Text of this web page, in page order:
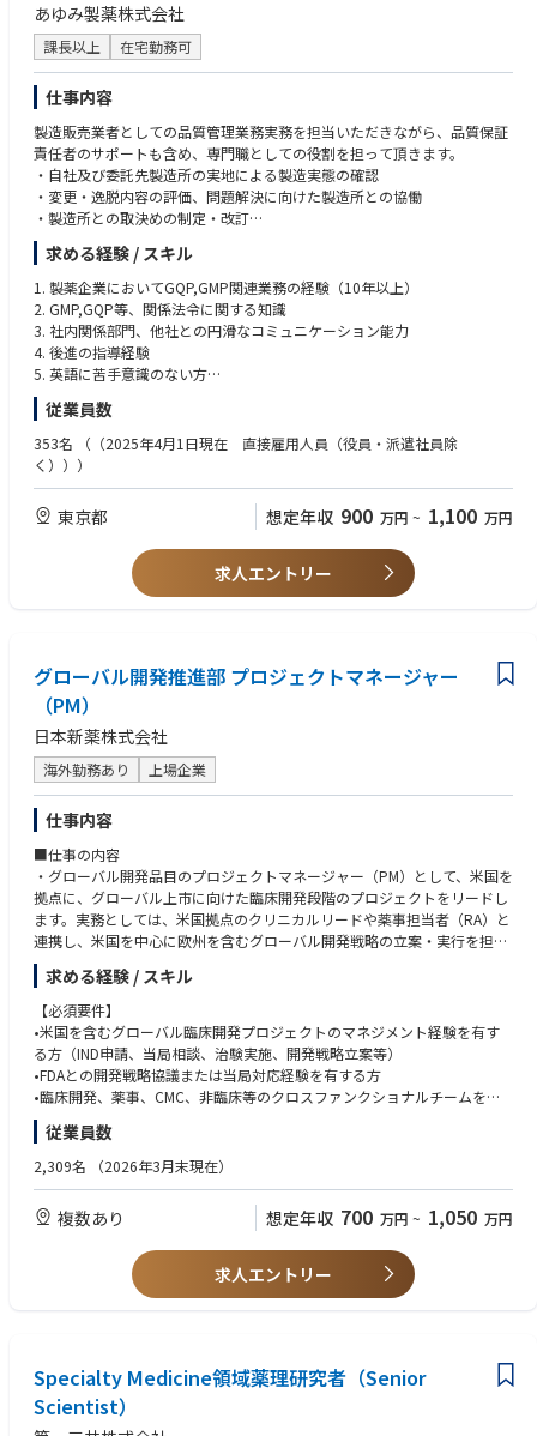
【経験企業(業種、規模等）】
製薬企業、CRO（開発担当の経験、グローバル経験はベター）、アカデミ
ア
あゆみ製薬株式会社
課長以上 在宅勤務可
仕事内容
製造販売業者としての品質管理業務実務を担当いただきながら、品質保証
責任者のサポートも含め、専門職としての役割を担って頂きます。
・自社及び委託先製造所の実地による製造実態の確認
・変更・逸脱内容の評価、問題解決に向けた製造所との協働
・製造所との取決めの制定・改訂
・品質情報の処理、品質改善への取り組み
・SOP、品質標準書の作成・改訂
・市場への出荷管理
・薬事部門等社内関連部門との連携
求める経験 / スキル
1. 製薬企業においてGQP,GMP関連業務の経験（10年以上）
2. GMP,GQP等、関係法令に関する知識
3. 社内関係部門、他社との円滑なコミュニケーション能力
4. 後進の指導経験
5. 英語に苦手意識のない方
6. 薬剤師資格（尚可）
従業員数
353名
（（2025年4月1日現在 直接雇用人員（役員・派遣社員除
く）））
東京都 想定年収 900 万円 ~ 1,100 万円
求人エントリー
グローバル開発推進部 プロジェクトマネージャー
（PM）
日本新薬株式会社
海外勤務あり 上場企業
仕事内容
■仕事の内容
・グローバル開発品目のプロジェクトマネージャー（PM）として、米国を
拠点に、グローバル上市に向けた臨床開発段階のプロジェクトをリードし
ます。実務としては、米国拠点のクリニカルリードや薬事担当者（RA）と
連携し、米国を中心に欧州を含むグローバル開発戦略の立案・実行を担い
ます。
・グローバル臨床開発の促進や米国FDAおよび欧州EMA当局対応をマネジ
メントします。
・本社（京都）側のPMと密接に連携し、製品価値最大化に向けたTarget P
roduct Profile（TPP）の策定、開発戦略の立案および社内意思決定を支援
します。
求める経験 / スキル
【必須要件】
•米国を含むグローバル臨床開発プロジェクトのマネジメント経験を有す
る方（IND申請、当局相談、治験実施、開発戦略立案等）
•FDAとの開発戦略協議または当局対応経験を有する方
•臨床開発、薬事、CMC、非臨床等のクロスファンクショナルチームをリ
ードし、開発戦略の立案・推進を主導した経験を有する方
•英語による会議運営、交渉、プレゼンテーションが可能な方
•米国または欧州での勤務経験
•EMAとの開発戦略協議または当局対応経験
•希少疾患・オーファンドラッグ領域の開発経験
•PMP等のプロジェクトマネジメント関連資格
従業員数
2,309名 （2026年3月末現在）
複数あり 想定年収 700 万円 ~ 1,050 万円
求人エントリー
Specialty Medicine領域薬理研究者（Senior
Scientist）